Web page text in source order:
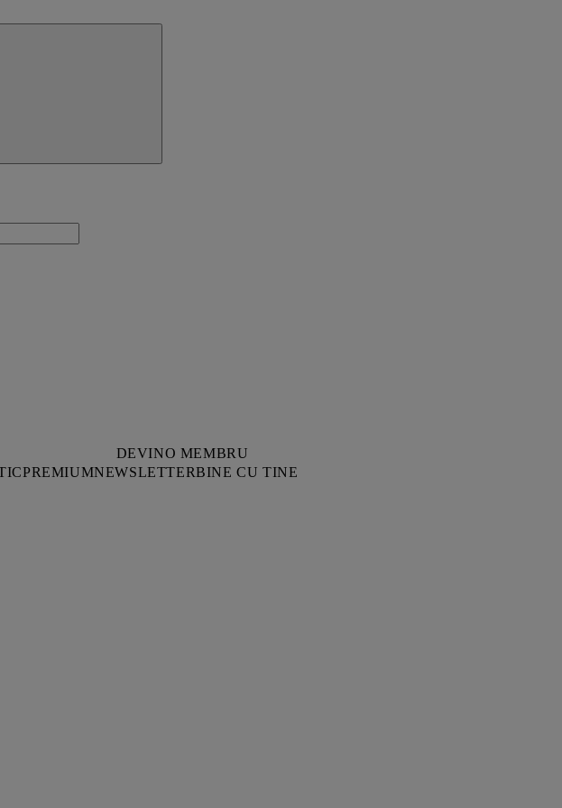
DEVINO MEMBRU
PREMIUMNEWSLETTERBINE CU TINE